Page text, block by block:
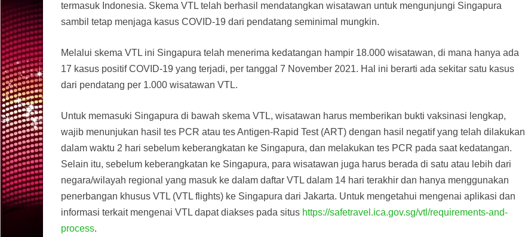
termasuk Indonesia. Skema VTL telah berhasil mendatangkan wisatawan untuk mengunjungi Singapura
sambil tetap menjaga kasus COVID-19 dari pendatang seminimal mungkin.
Melalui skema VTL ini Singapura telah menerima kedatangan hampir 18.000 wisatawan, di mana hanya ada
17 kasus positif COVID-19 yang terjadi, per tanggal 7 November 2021. Hal ini berarti ada sekitar satu kasus
dari pendatang per 1.000 wisatawan VTL.
Untuk memasuki Singapura di bawah skema VTL, wisatawan harus memberikan bukti vaksinasi lengkap,
wajib menunjukan hasil tes PCR atau tes Antigen-Rapid Test (ART) dengan hasil negatif yang telah dilakukan
dalam waktu 2 hari sebelum keberangkatan ke Singapura, dan melakukan tes PCR pada saat kedatangan.
Selain itu, sebelum keberangkatan ke Singapura, para wisatawan juga harus berada di satu atau lebih dari
negara/wilayah regional yang masuk ke dalam daftar VTL dalam 14 hari terakhir dan hanya menggunakan
penerbangan khusus VTL (VTL flights) ke Singapura dari Jakarta. Untuk mengetahui mengenai aplikasi dan
informasi terkait mengenai VTL dapat diakses pada situs https://safetravel.ica.gov.sg/vtl/requirements-and-
process.